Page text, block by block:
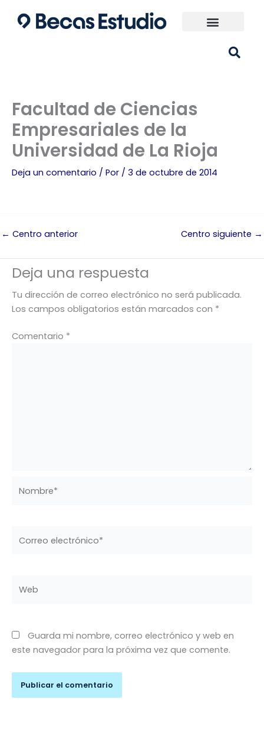
Facultad de Ciencias
Empresariales de la
Universidad de La Rioja
Deja un comentario / Por / 3 de octubre de 2014
← Centro anterior Centro siguiente →
Deja una respuesta
Tu dirección de correo electrónico no será publicada.
Los campos obligatorios están marcados con *
Comentario *
electrónico*
Guarda mi nombre, correo electrónico y web en
este navegador para la próxima vez que comente.